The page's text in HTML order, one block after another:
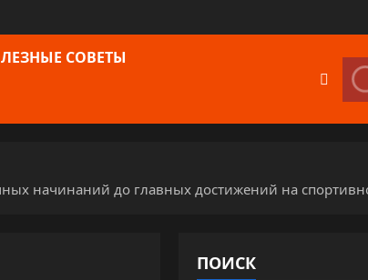
СОВЕТЫ
начинаний до главных достижений на
ПОИСК